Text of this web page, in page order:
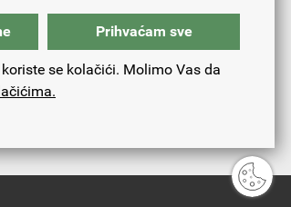
Prihvaćam sve
se kolačići. Molimo Vas da